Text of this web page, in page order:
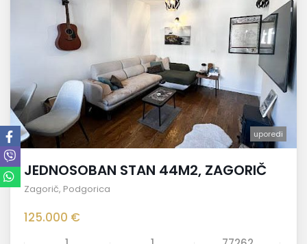
uporedi
JEDNOSOBAN STAN 44M2, ZAGORIČ
Zagorič, Podgorica
125.000 €